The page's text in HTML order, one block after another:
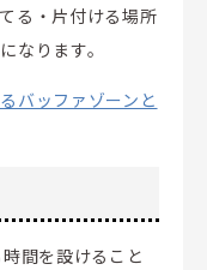
る・片付ける場所
なります。
バッファゾーンと
間を設けること